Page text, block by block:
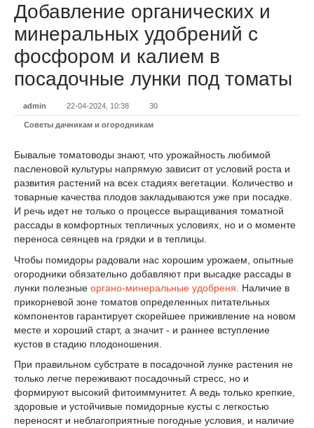
Добавление органических и
минеральных удобрений с
фосфором и калием в
посадочные лунки под томаты
admin 22-04-2024, 10:38 30
Советы дачникам и огородникам
Бывалые томатоводы знают, что урожайность любимой
пасленовой культуры напрямую зависит от условий роста и
развития растений на всех стадиях вегетации. Количество и
товарные качества плодов закладываются уже при посадке.
И речь идет не только о процессе выращивания томатной
рассады в комфортных тепличных условиях, но и о моменте
переноса сеянцев на грядки и в теплицы.
Чтобы помидоры радовали нас хорошим урожаем, опытные
огородники обязательно добавляют при высадке рассады в
лунки полезные органо-минеральные удобреня . Наличие в
прикорневой зоне томатов определенных питательных
компонентов гарантирует скорейшее приживление на новом
месте и хороший старт, а значит - и раннее вступление
кустов в стадию плодоношения.
При правильном субстрате в посадочной лунке растения не
только легче переживают посадочный стресс, но и
формируют высокий фитоиммунитет. А ведь только крепкие,
здоровые и устойчивые помидорные кусты с легкостью
переносят и неблагоприятные погодные условия, и наличие